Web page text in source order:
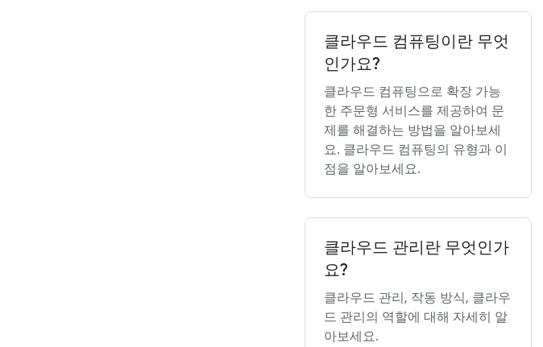
클라우드 컴퓨팅이란 무엇
인가요?
클라우드 컴퓨팅으로 확장 가능
한 주문형 서비스를 제공하여 문
제를 해결하는 방법을 알아보세
요. 클라우드 컴퓨팅의 유형과 이
점을 알아보세요.
클라우드 관리란 무엇인가
요?
클라우드 관리, 작동 방식, 클라우
드 관리의 역할에 대해 자세히 알
아보세요.